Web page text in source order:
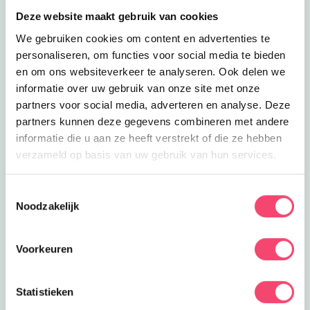
Deze website maakt gebruik van cookies
We gebruiken cookies om content en advertenties te
personaliseren, om functies voor social media te bieden
en om ons websiteverkeer te analyseren. Ook delen we
informatie over uw gebruik van onze site met onze
partners voor social media, adverteren en analyse. Deze
partners kunnen deze gegevens combineren met andere
informatie die u aan ze heeft verstrekt of die ze hebben
verzameld op basis van uw gebruik van hun services.
Noodzakelijk
Voorkeuren
Statistieken
2.2 km
Clubjes
Haal je A/B/C diploma bij Présport!
Groeps- of privéles maar ook ouder-en
kindzwemmen doe je hier!
Lees meer Zwemmen bij Présport
Clubjes
Peuterdans bij Présport
Voor de allerkleinste ballerina's nu ook
peuterdans bij Presport!
Lees meer Peuterdans bij Présport
Welke dansstijl vind jij het leukst? Kom
dansen bij Présport en vind het uit!
Lees meer Dansles bij Présport
Een dag vol sportieve challenges, zon
Lees meer Zomerse spellen bij de Molenplas
Sluiten
Doe mee en maak kans op één van de 5